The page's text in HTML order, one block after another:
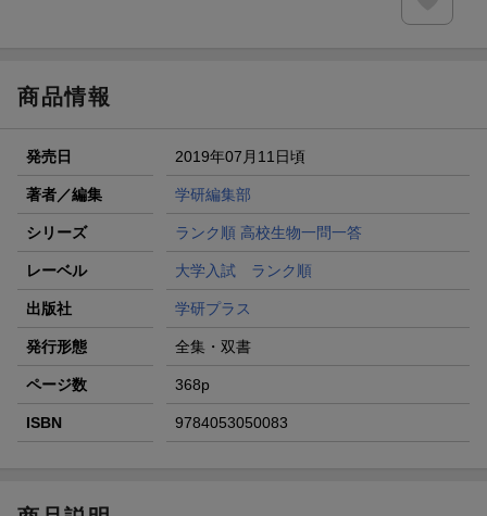
条件達成で楽天限定・宝塚歌劇 宙組貸切公演ペアチケット
商品情報
発売日 2019年07月11日頃
著者／編集 学研編集部
シリーズ ランク順 高校生物一問一答
レーベル 大学入試 ランク順
出版社 学研プラス
発行形態 全集・双書
ページ数 368p
ISBN 9784053050083